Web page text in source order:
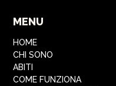
MENU
HOME
CHI SONO
ABITI
COME FUNZIONA